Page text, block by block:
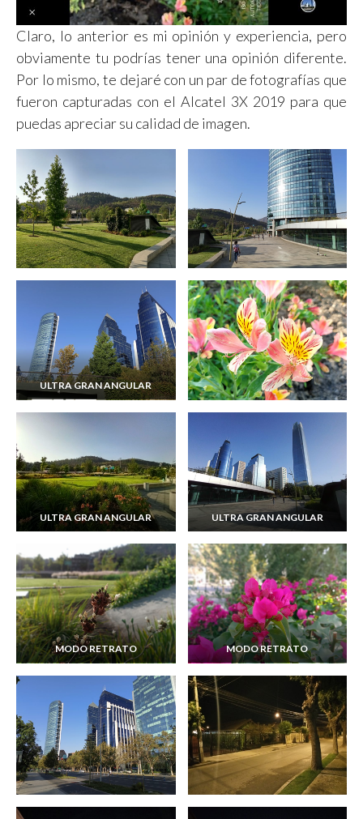
Claro, lo anterior es mi opinión y experiencia, pero
obviamente tu podrías tener una opinión diferente.
Por lo mismo, te dejaré con un par de fotografías que
fueron capturadas con el Alcatel 3X 2019 para que
puedas apreciar su calidad de imagen.
ULTRA GRAN ANGULAR
ULTRA GRAN ANGULAR ULTRA GRAN ANGULAR
MODO RETRATO MODO RETRATO